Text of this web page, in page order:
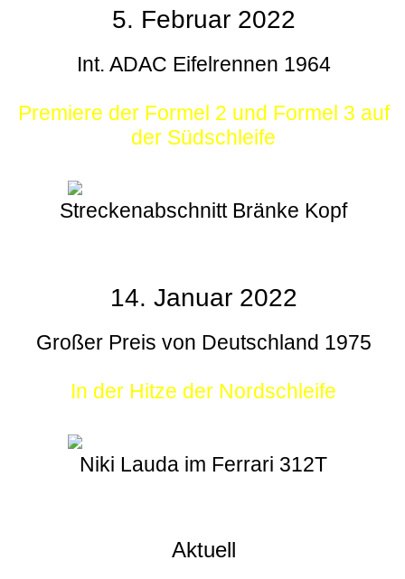
5. Februar 2022
Int. ADAC Eifelrennen 1964
Premiere der Formel 2 und Formel 3 auf
der Südschleife
Streckenabschnitt Bränke Kopf
14. Januar 2022
Großer Preis von Deutschland 1975
In der Hitze der Nordschleife
Niki Lauda im Ferrari 312T
Aktuell